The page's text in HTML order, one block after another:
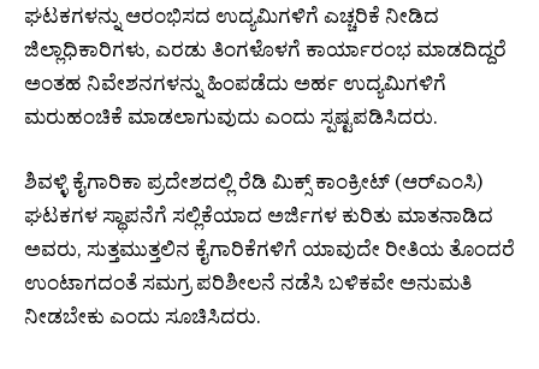
ಘಟಕಗಳನ್ನು ಆರಂಭಿಸದ ಉದ್ಯಮಿಗಳಿಗೆ ಎಚ್ಚರಿಕೆ ನೀಡಿದ
ಜಿಲ್ಲಾಧಿಕಾರಿಗಳು, ಎರಡು ತಿಂಗಳೊಳಗೆ ಕಾರ್ಯಾರಂಭ ಮಾಡದಿದ್ದರೆ
ಅಂತಹ ನಿವೇಶನಗಳನ್ನು ಹಿಂಪಡೆದು ಅರ್ಹ ಉದ್ಯಮಿಗಳಿಗೆ
ಮರುಹಂಚಿಕೆ ಮಾಡಲಾಗುವುದು ಎಂದು ಸ್ಪಷ್ಟಪಡಿಸಿದರು.
ಶಿವಳ್ಳಿ ಕೈಗಾರಿಕಾ ಪ್ರದೇಶದಲ್ಲಿ ರೆಡಿ ಮಿಕ್ಸ್ ಕಾಂಕ್ರೀಟ್ (ಆರ್‌ಎಂಸಿ)
ಘಟಕಗಳ ಸ್ಥಾಪನೆಗೆ ಸಲ್ಲಿಕೆಯಾದ ಅರ್ಜಿಗಳ ಕುರಿತು ಮಾತನಾಡಿದ
ಅವರು, ಸುತ್ತಮುತ್ತಲಿನ ಕೈಗಾರಿಕೆಗಳಿಗೆ ಯಾವುದೇ ರೀತಿಯ ತೊಂದರೆ
ಉಂಟಾಗದಂತೆ ಸಮಗ್ರ ಪರಿಶೀಲನೆ ನಡೆಸಿ ಬಳಿಕವೇ ಅನುಮತಿ
ನೀಡಬೇಕು ಎಂದು ಸೂಚಿಸಿದರು.